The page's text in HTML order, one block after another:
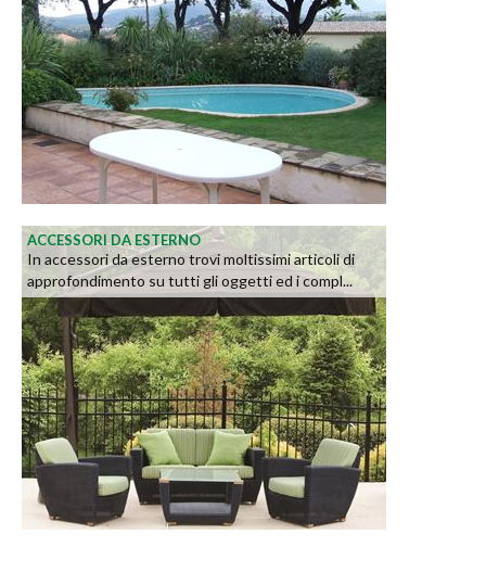
ACCESSORI DA ESTERNO
In accessori da esterno trovi moltissimi articoli di
approfondimento su tutti gli oggetti ed i compl...